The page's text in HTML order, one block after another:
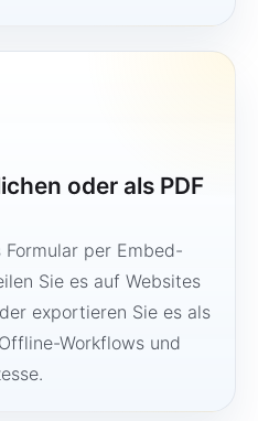
oder als PDF
per Embed-
Sie es auf Websites
exportieren Sie es als
Workflows und